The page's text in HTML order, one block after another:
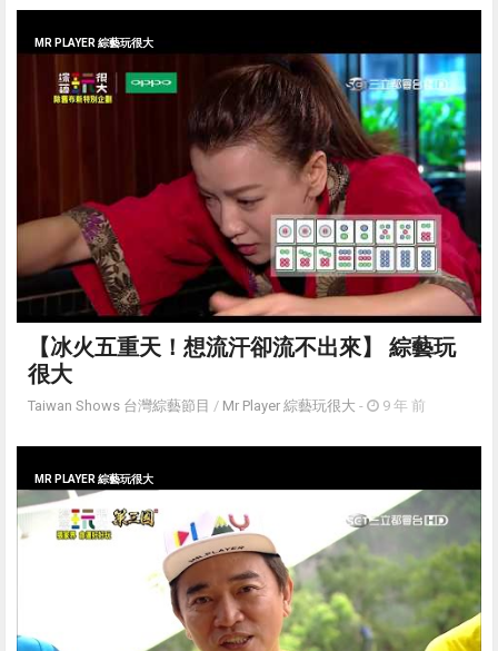
MR PLAYER 綜藝玩很大
【冰火五重天！想流汗卻流不出來】 綜藝玩
很大
Taiwan Shows 台灣綜藝節目 / Mr Player 綜藝玩很大 - 9 年 前
MR PLAYER 綜藝玩很大